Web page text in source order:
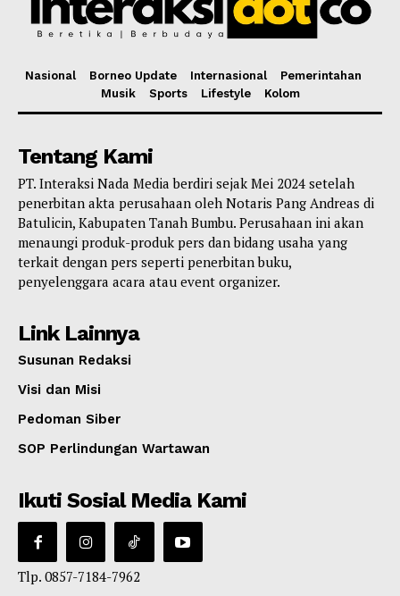
Nasional Borneo Update Internasional
Pemerintahan
Musik
Sports Lifestyle Kolom
Tentang Kami
PT. Interaksi Nada Media berdiri sejak Mei 2024 setelah
penerbitan akta perusahaan oleh Notaris Pang Andreas di
Batulicin, Kabupaten Tanah Bumbu. Perusahaan ini akan
menaungi produk-produk pers dan bidang usaha yang
terkait dengan pers seperti penerbitan buku,
penyelenggara acara atau event organizer.
Link Lainnya
Susunan Redaksi
Visi dan Misi
Pedoman Siber
SOP Perlindungan Wartawan
Ikuti Sosial Media Kami
Tlp. 0857-7184-7962